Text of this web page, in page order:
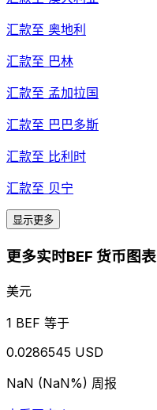
汇款至 奥地利
汇款至 巴林
汇款至 孟加拉国
汇款至 巴巴多斯
汇款至 比利时
汇款至 贝宁
显示更多
更多实时BEF 货币图表
美元
1 BEF 等于
0.0286545 USD
NaN (NaN%) 周报